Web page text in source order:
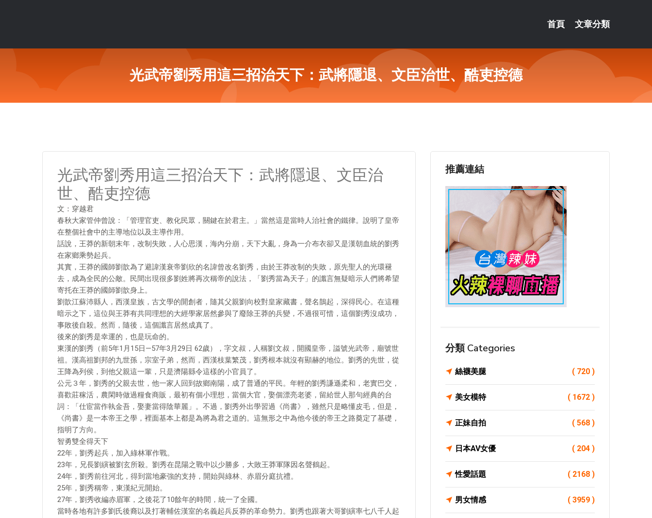
首頁 文章分類
光武帝劉秀用這三招治天下：武將隱退、文臣治世、酷吏控德
光武帝劉秀用這三招治天下：武將隱退、文臣治
世、酷吏控德
文：穿越君
春秋大家管仲曾說：「管理官吏、教化民眾，關鍵在於君主。」當然這是當時人治社會的鐵律。說明了皇帝
在整個社會中的主導地位以及主導作用。
話說，王莽的新朝末年，改制失敗，人心思漢，海內分崩，天下大亂，身為一介布衣卻又是漢朝血統的劉秀
在家鄉乘勢起兵。
其實，王莽的國師劉歆為了避諱漢衰帝劉欣的名諱曾改名劉秀，由於王莽改制的失敗，原先聖人的光環褪
去，成為全民的公敵。民間出現很多劉姓將再次稱帝的說法，「劉秀當為天子」的讖言無疑暗示人們將希望
寄托在王莽的國師劉歆身上。
劉歆江蘇沛縣人，西漢皇族，古文學的開創者，隨其父親劉向校對皇家藏書，聲名鵲起，深得民心。在這種
暗示之下，這位與王莽有共同理想的大經學家居然參與了廢除王莽的兵變，不過很可惜，這個劉秀沒成功，
事敗後自殺。然而，隨後，這個讖言居然成真了。
後來的劉秀是幸運的，也是玩命的。
東漢的劉秀（前5年1月15日—57年3月29日 62歲），字文叔，人稱劉文叔，開國皇帝，謚號光武帝，廟號世
祖。漢高祖劉邦的九世孫，宗室子弟，然而，西漢枝葉繁茂，劉秀根本就沒有顯赫的地位。劉秀的先世，從
王降為列侯，到他父親這一輩，只是濟陽縣令這樣的小官員了。
公元３年，劉秀的父親去世，他一家人回到故鄉南陽，成了普通的平民。年輕的劉秀謙遜柔和，老實巴交，
喜歡莊稼活，農閑時做過糧食商販，最初有個小理想，當個大官，娶個漂亮老婆，留給世人那句經典的台
詞：「仕宦當作執金吾，娶妻當得陰華麗」。不過，劉秀外出學習過《尚書》，雖然只是略懂皮毛，但是，
《尚書》是一本帝王之學，裡面基本上都是為將為君之道的。這無形之中為他今後的帝王之路奠定了基礎，
指明了方向。
智勇雙全得天下
22年，劉秀起兵，加入綠林軍作戰。
23年，兄長劉縯被劉玄所殺。劉秀在昆陽之戰中以少勝多，大敗王莽軍隊因名聲鶴起。
24年，劉秀前往河北，得到當地豪強的支持，開始與綠林、赤眉分庭抗禮。
25年，劉秀稱帝，東漢紀元開始。
27年，劉秀收編赤眉軍，之後花了10餘年的時間，統一了全國。
當時各地有許多劉氏後裔以及打著輔佐漢室的名義起兵反莽的革命勢力。劉秀也跟著大哥劉縯率七八千人起
推薦連結
分類 Categories
絲襪美腿 ( 720 )
美女模特 ( 1672 )
正妹自拍 ( 568 )
日本AV女優 ( 204 )
性愛話題 ( 2168 )
男女情感 ( 3959 )